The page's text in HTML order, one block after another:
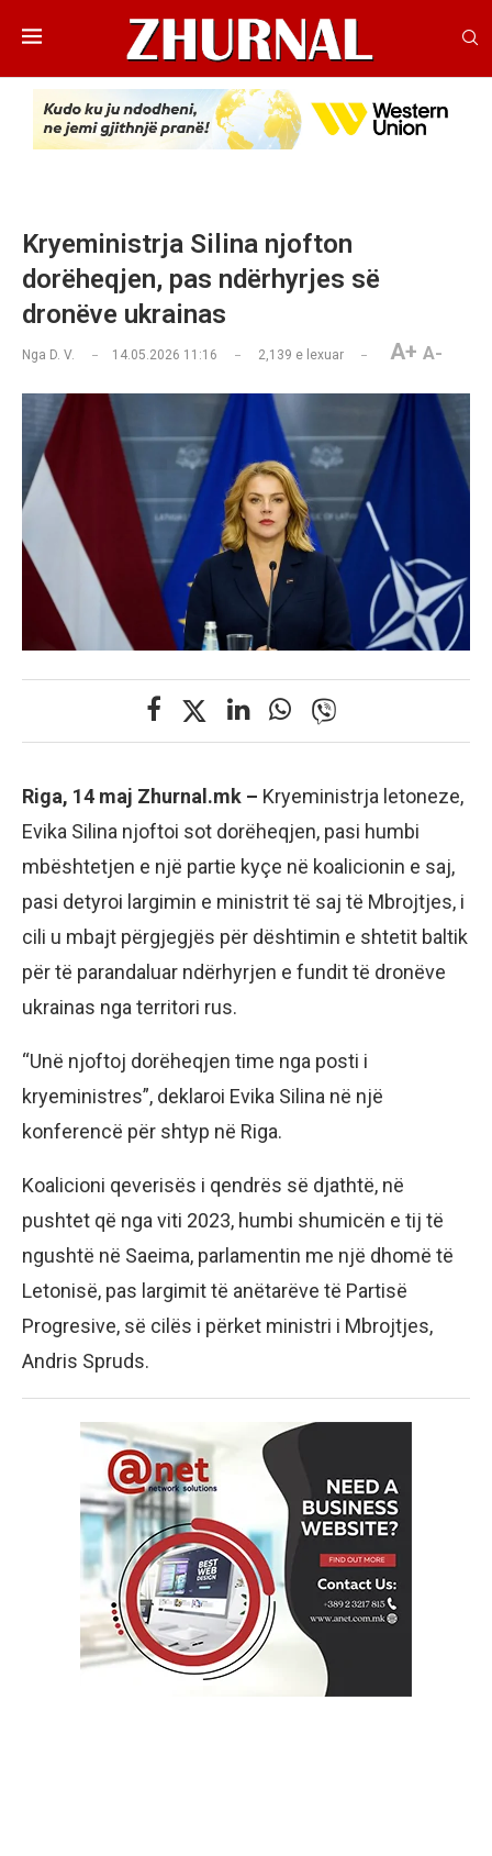
Kryeministrja Silina njofton
dorëheqjen, pas ndërhyrjes së
dronëve ukrainas
Nga D. V. 14.05.2026 11:16 2,139 e lexuar A+ A-
Riga, 14 maj Zhurnal.mk – Kryeministrja letoneze,
Evika Silina njoftoi sot dorëheqjen, pasi humbi
mbështetjen e një partie kyçe në koalicionin e saj,
pasi detyroi largimin e ministrit të saj të Mbrojtjes, i
cili u mbajt përgjegjës për dështimin e shtetit baltik
për të parandaluar ndërhyrjen e fundit të dronëve
ukrainas nga territori rus.
“Unë njoftoj dorëheqjen time nga posti i
kryeministres”, deklaroi Evika Silina në një
konferencë për shtyp në Riga.
Koalicioni qeverisës i qendrës së djathtë, në
pushtet që nga viti 2023, humbi shumicën e tij të
ngushtë në Saeima, parlamentin me një dhomë të
Letonisë, pas largimit të anëtarëve të Partisë
Progresive, së cilës i përket ministri i Mbrojtjes,
Andris Spruds.